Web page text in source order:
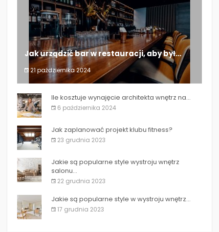
Jak urządzić bar w restauracji, aby był...
21 października 2024
Jak urządzić bar w restauracji, aby był...
Ile kosztuje wynajęcie architekta wnętrz na...
6 października 2024
Jak zaplanować projekt klubu fitness?
23 grudnia 2023
Jakie są popularne style wystroju wnętrz
salonu...
22 grudnia 2023
Jakie są popularne style w wystroju wnętrz...
17 grudnia 2023